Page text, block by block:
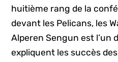
huitième rang de la
devant les Pelicans, les
Alperen Sengun est l’un
expliquent les succès